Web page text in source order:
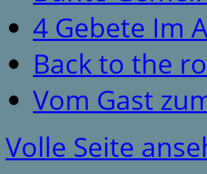
4 Gebete Im
Back to the
Vom Gast
Volle Seite